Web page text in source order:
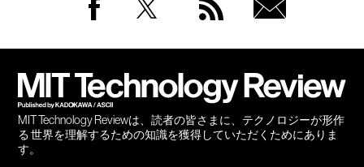
MIT Technology Reviewは、読者の皆さまに、テクノロジーが形作
る 世界を理解するための知識を獲得していただくためにありま
す。